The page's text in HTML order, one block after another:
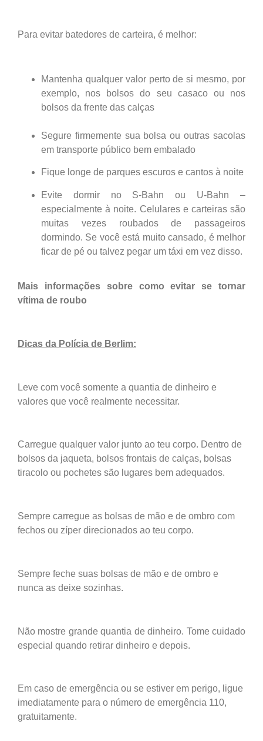
Para evitar batedores de carteira, é melhor:
Mantenha qualquer valor perto de si mesmo, por
exemplo, nos bolsos do seu casaco ou nos
bolsos da frente das calças
Segure firmemente sua bolsa ou outras sacolas
em transporte público bem embalado
Fique longe de parques escuros e cantos à noite
Evite dormir no S-Bahn ou U-Bahn –
especialmente à noite. Celulares e carteiras são
muitas vezes roubados de passageiros
dormindo. Se você está muito cansado, é melhor
ficar de pé ou talvez pegar um táxi em vez disso.
Mais informações sobre como evitar se tornar
vítima de roubo
Dicas da Polícia de Berlim:
Leve com você somente a quantia de dinheiro e
valores que você realmente necessitar.
Carregue qualquer valor junto ao teu corpo. Dentro de
bolsos da jaqueta, bolsos frontais de calças, bolsas
tiracolo ou pochetes são lugares bem adequados.
Sempre carregue as bolsas de mão e de ombro com
fechos ou zíper direcionados ao teu corpo.
Sempre feche suas bolsas de mão e de ombro e
nunca as deixe sozinhas.
Não mostre grande quantia de dinheiro. Tome cuidado
especial quando retirar dinheiro e depois.
Em caso de emergência ou se estiver em perigo, ligue
imediatamente para o número de emergência 110,
gratuitamente.